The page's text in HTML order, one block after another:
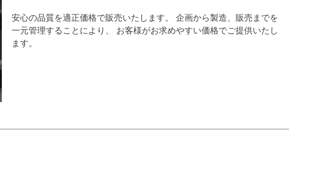
安心の品質を適正価格で販売いたします。 企画から製造、販売までを
一元管理することにより、 お客様がお求めやすい価格でご提供いたし
ます。